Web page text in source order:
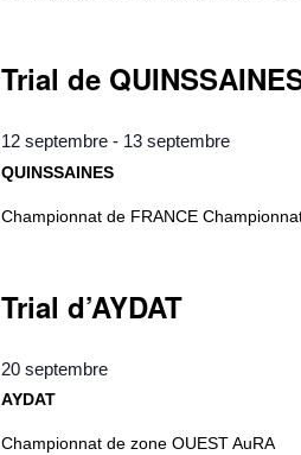
Trial de
12 septembre - 13 septembre
QUINSSAINES
Championnat de FRANCE
Trial d’AYDAT
20 septembre
AYDAT
Championnat de zone OUEST